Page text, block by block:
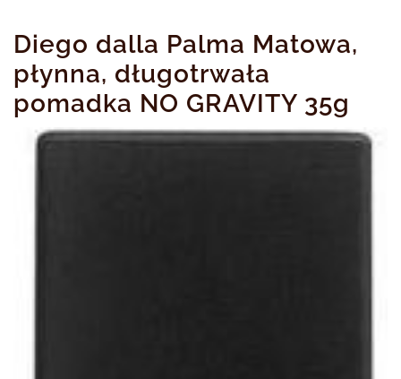
Diego dalla Palma Matowa,
płynna, długotrwała
pomadka NO GRAVITY 35g